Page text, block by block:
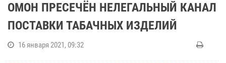
ОМОН ПРЕСЕЧЁН НЕЛЕГАЛЬНЫЙ КАНАЛ
ПОСТАВКИ ТАБАЧНЫХ ИЗДЕЛИЙ
16 января 2021, 09:32